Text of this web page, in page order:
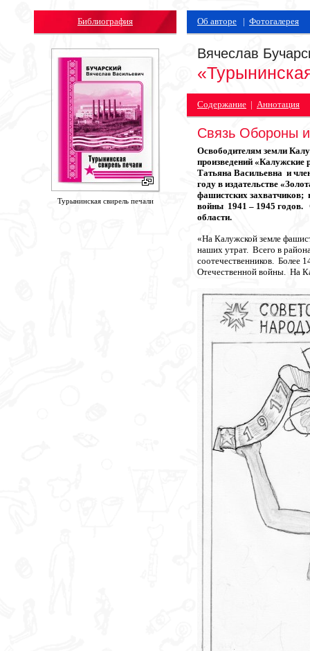
Библиография
Турынинская свирель печали
Об авторе | Фотогалерея
Вячеслав
Содержание | Аннотация
Связь Обороны
Освободителям земли
произведений
Татьяна Васильевна и
году в издательстве
фашистских захватчиков;
войны 1941 – 1945 годов.
области.
«На Калужской земле
наших утрат. Всего в
соотечественников. Более
Отечественной войны. На